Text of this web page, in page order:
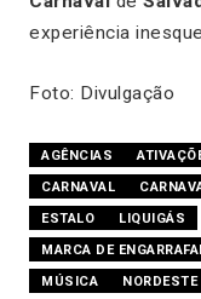
experiência
Foto: Divulgação
AGÊNCIAS
CARNAVAL
ESTALO
LIQUIGÁS
MARCA DE
MÚSICA
NORDESTE